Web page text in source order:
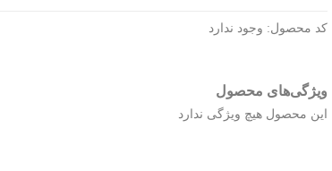
کد محصول: وجود ندارد
ویژگی‌های محصول
این محصول هیچ ویژگی ندارد